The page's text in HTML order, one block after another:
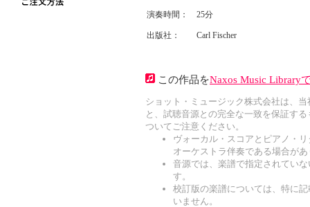
演奏時間： 25分
出版社： Carl Fischer
この作品をNaxos Music Library
ショット・ミュージック株式会社は、
と、試聴音源との完全な一致を保証す
ついてご注意ください。
ヴォーカル・スコアとピアノ・
オーケストラ伴奏である場合が
音源では、楽譜で指定されてい
す。
校訂版の楽譜については、特に
いません。